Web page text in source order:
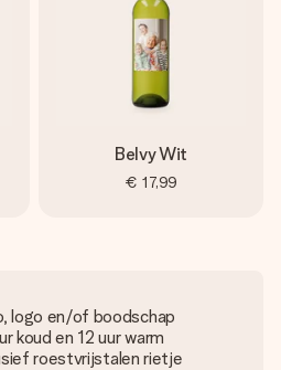
Belvy Wit
€ 17,99
logo en/of boodschap
koud en 12 uur warm
roestvrijstalen rietje